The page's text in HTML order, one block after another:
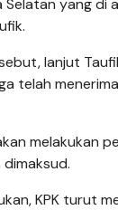
Selatan yang di
lanjut
telah
melakukan
KPK turut